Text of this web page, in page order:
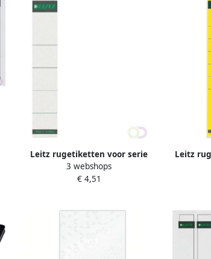
Leitz rugetiketten voor serie
1050 ft 3 2 x 19 cm pak van 10
stuks grijs
3 webshops
€ 4,51
Leitz
3 9 x